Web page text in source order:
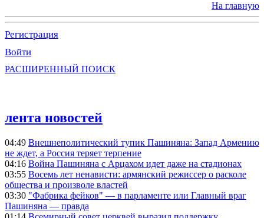
На главную
Регистрация
Войти
РАСШИРЕННЫЙ ПОИСК
лента новостей
04:49 Внешнеполитический тупик Пашиняна: Запад Армению
не ждет, а Россия теряет терпение
04:16 Война Пашиняна с Арцахом идет даже на стадионах
03:55 Восемь лет ненависти: армянский режиссер о расколе
общества и произволе властей
03:30 "Фабрика фейков" — в парламенте или Главный враг
Пашиняна — правда